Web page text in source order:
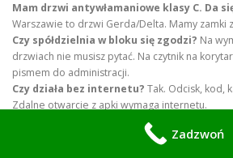
Mam drzwi antywłamaniowe klasy C. Da
Warszawie to drzwi Gerda/Delta. Mamy zamki
Czy spółdzielnia w bloku się zgodzi? Na
drzwiach nie musisz pytać. Na czytnik na
pismem do administracji.
Czy działa bez internetu? Tak. Odcisk, kod,
Zdalne otwarcie z apki wymaga internetu.
Zamów Smart Zamek w
Okolicy – Zyskaj Spokój
Zadzwoń